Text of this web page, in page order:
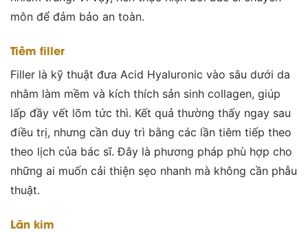
môn để đảm bảo an toàn.
Tiêm filler
Filler là kỹ thuật đưa Acid Hyaluronic vào sâu dưới da
nhằm làm mềm và kích thích sản sinh collagen, giúp
lấp đầy vết lõm tức thì. Kết quả thường thấy ngay sau
điều trị, nhưng cần duy trì bằng các lần tiêm tiếp theo
theo lịch của bác sĩ. Đây là phương pháp phù hợp cho
những ai muốn cải thiện sẹo nhanh mà không cần phẫu
thuật.
Lăn kim